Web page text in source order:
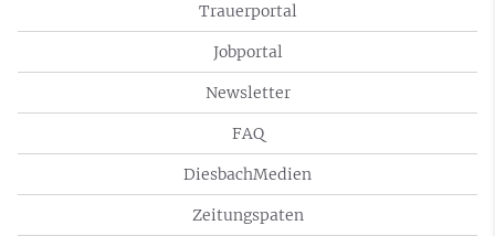
Trauerportal
Jobportal
Newsletter
FAQ
DiesbachMedien
Zeitungspaten